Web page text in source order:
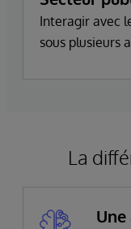
Interagir avec
sous plusieurs
La